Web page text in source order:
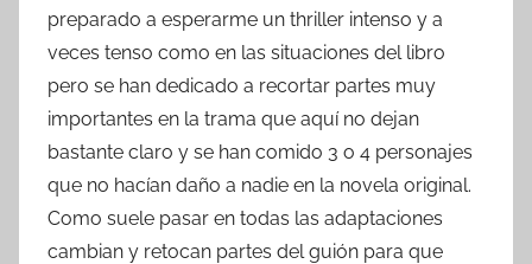
preparado a esperarme un thriller intenso y a
veces tenso como en las situaciones del libro
pero se han dedicado a recortar partes muy
importantes en la trama que aquí no dejan
bastante claro y se han comido 3 o 4 personajes
que no hacían daño a nadie en la novela original.
Como suele pasar en todas las adaptaciones
cambian y retocan partes del guión para que